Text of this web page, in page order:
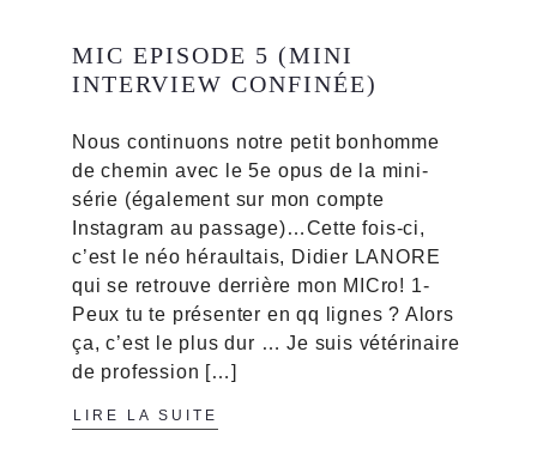
MIC EPISODE 5 (MINI
INTERVIEW CONFINÉE)
Nous continuons notre petit bonhomme
de chemin avec le 5e opus de la mini-
série (également sur mon compte
Instagram au passage)…Cette fois-ci,
c’est le néo héraultais, Didier LANORE
qui se retrouve derrière mon MICro! 1-
Peux tu te présenter en qq lignes ? Alors
ça, c’est le plus dur … Je suis vétérinaire
de profession […]
LIRE LA SUITE